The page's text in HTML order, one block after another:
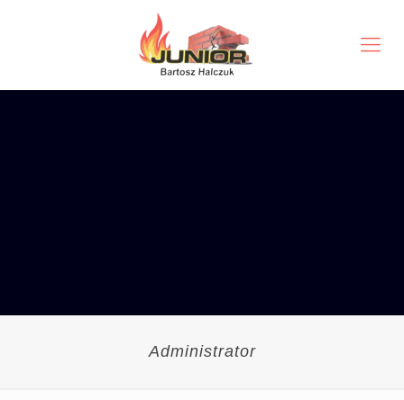
Administrator